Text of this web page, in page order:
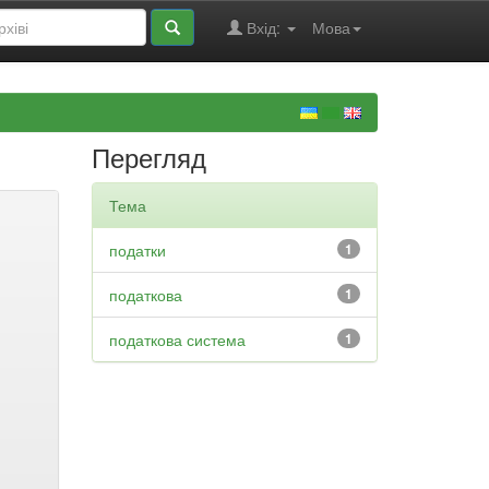
Мова
Вхід:
Перегляд
Тема
1
податки
1
податкова
1
податкова система